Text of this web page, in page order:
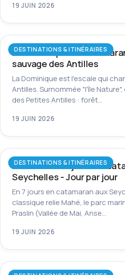
19 JUIN 2026
DESTINATIONS & ITINÉRAIRES
La Dominique en
sauvage des Antilles
La Dominique est l'escale qui
Antilles. Surnommée "l'île
des Petites Antilles : forêt…
19 JUIN 2026
DESTINATIONS & ITINÉRAIRES
Itinéraire de 7 jours en
Seychelles - Jour par jour
En 7 jours en catamaran aux
classique relie Mahé, le parc
Praslin (Vallée de Mai, Anse…
19 JUIN 2026